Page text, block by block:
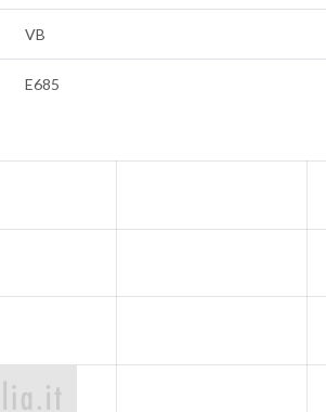
VB
E685